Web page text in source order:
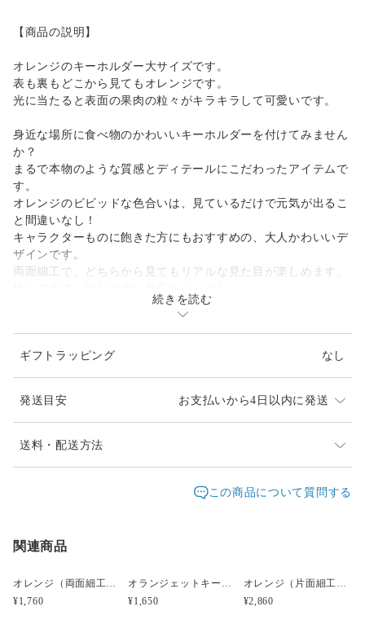
【商品の説明】
オレンジのキーホルダー大サイズです。
表も裏もどこから見てもオレンジです。
光に当たると表面の果肉の粒々がキラキラして可愛いです。
身近な場所に食べ物のかわいいキーホルダーを付けてみません
か？
まるで本物のような質感とディテールにこだわったアイテムで
す。
オレンジのビビッドな色合いは、見ているだけで元気が出るこ
と間違いなし！
キャラクターものに飽きた方にもおすすめの、大人かわいいデ
ザインです。
両面細工で、どちらから見てもリアルな見た目が楽しめます。
バッグや鍵に取り付けて、いつも一緒に持ち歩いてください
星のチャーム付き☆
クリスタルガラスビーズはチェコのプレシオサ社製使用。
素材は、塩化ビニール樹脂です。
【商品の大きさ】サイズ㍉（縦ｘ横ｘ厚み）45ｘ45ｘ7
1枚目 作品の全容
3枚目 参考写真です。
オレンジの他にレモン・ライム・ピンクグレープフル
続きを読む
ギフトラッピング なし
発送目安 お支払いから4日以内に発送
発送は、通常２～4日以内（土日祝日は除く）に対応さ
追跡サービスあり。
名をいただきます。
送料・配送方法
レターパックプラス
宅急便（ヤマト） ○ ／○ 地域別 ¥0〜
この商品について質問する
関連商品
オレンジ（両面細工）小サイズ☆リアル食品サンプルのフルーツキーホルダー
¥1,760
オランジェットキーホルダー（片面細工）☆リアルな食品サンプルのフルーツキーホルダー
¥1,650
オレンジ（片面細工）☆リアルな食品サンプルのフルーツイヤリング
¥2,860